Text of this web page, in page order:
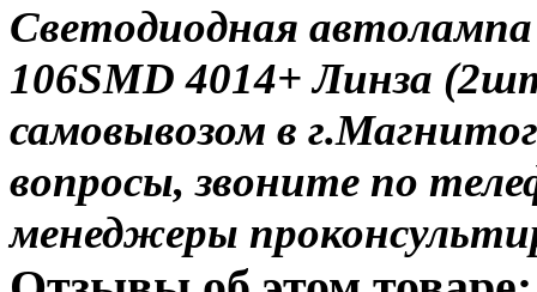
Светодиодная автолампа
106SMD 4014+ Линза
самовывозом в
вопросы, звоните по
менеджеры